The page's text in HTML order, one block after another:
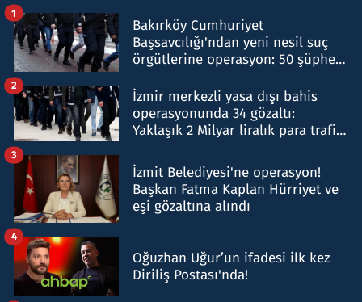
Bakırköy Cumhuriyet
Başsavcılığı'ndan yeni nesil suç
örgütlerine operasyon: 50 şüpheli
1
İzmir merkezli yasa dışı bahis
operasyonunda 34 gözaltı:
Yaklaşık 2 Milyar liralık para trafiği
2
İzmit Belediyesi'ne operasyon!
Başkan Fatma Kaplan Hürriyet ve
eşi gözaltına alındı
3
Oğuzhan Uğur’un ifadesi ilk kez
Diriliş Postası'nda!
4